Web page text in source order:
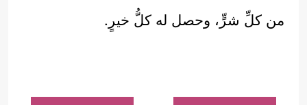
من كلِّ شرٍّ، وحصل له كلُّ خيرٍ.